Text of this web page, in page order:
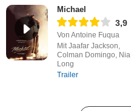
Michael
3,9
Von Antoine Fuqua
Mit Jaafar Jackson,
Colman Domingo, Nia
Long
Trailer